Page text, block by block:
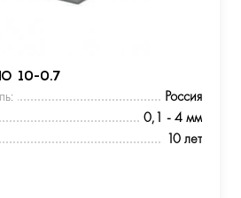
10-0.7
Россия
0,1 - 4 мм
10 лет